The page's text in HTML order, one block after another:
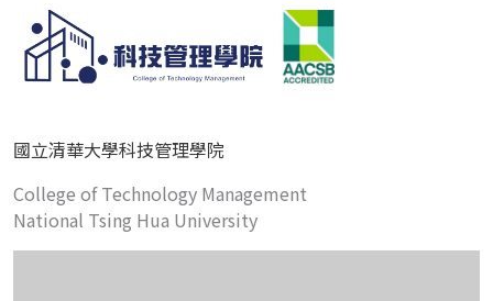
國立清華大學科技管理學院
College of Technology Management
National Tsing Hua University